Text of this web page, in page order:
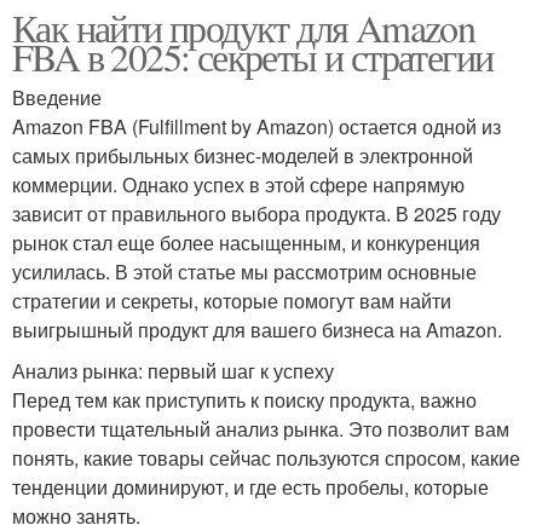
Как найти продукт для Amazon
FBA в 2025: секреты и стратегии
Введение
Amazon FBA (Fulfillment by Amazon) остается одной из
самых прибыльных бизнес-моделей в электронной
коммерции. Однако успех в этой сфере напрямую
зависит от правильного выбора продукта. В 2025 году
рынок стал еще более насыщенным, и конкуренция
усилилась. В этой статье мы рассмотрим основные
стратегии и секреты, которые помогут вам найти
выигрышный продукт для вашего бизнеса на Amazon.
Анализ рынка: первый шаг к успеху
Перед тем как приступить к поиску продукта, важно
провести тщательный анализ рынка. Это позволит вам
понять, какие товары сейчас пользуются спросом, какие
тенденции доминируют, и где есть пробелы, которые
можно занять.